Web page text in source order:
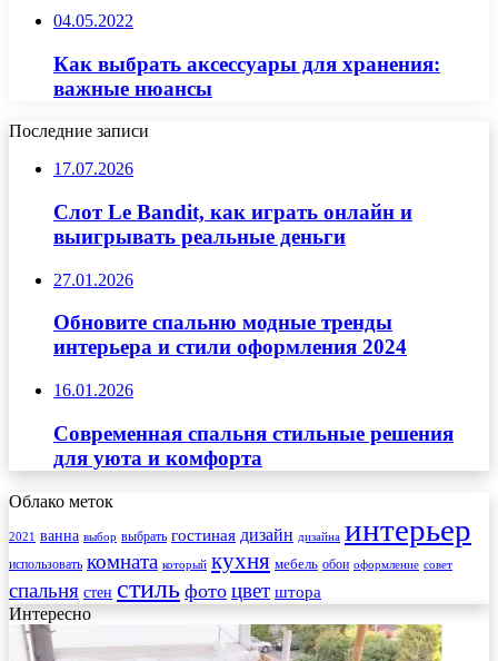
04.05.2022
Как выбрать аксессуары для хранения:
важные нюансы
Последние записи
17.07.2026
Слот Le Bandit, как играть онлайн и
выигрывать реальные деньги
27.01.2026
Обновите спальню модные тренды
интерьера и стили оформления 2024
16.01.2026
Современная спальня стильные решения
для уюта и комфорта
Облако меток
2021 ванна выбор выбрать гостиная дизайн дизайна интерьер
использовать комната который кухня мебель обои оформление совет
спальня стен стиль фото цвет штора
Интересно